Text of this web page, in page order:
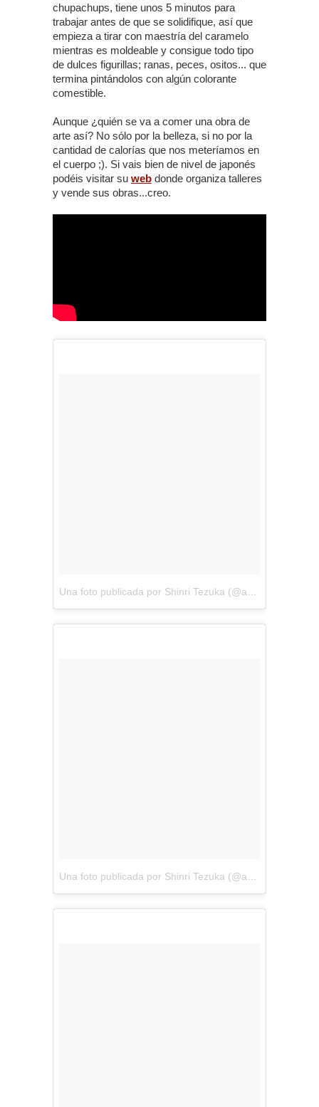
chupachups, tiene unos 5 minutos para
trabajar antes de que se solidifique, así que
empieza a tirar con maestría del caramelo
mientras es moldeable y consigue todo tipo
de dulces figurillas; ranas, peces, ositos... que
termina pintándolos con algún colorante
comestible.
Aunque ¿quién se va a comer una obra de
arte así? No sólo por la belleza, si no por la
cantidad de calorías que nos meteríamos en
el cuerpo ;). Si vais bien de nivel de japonés
podéis visitar su web donde organiza talleres
y vende sus obras...creo.
Una foto publicada por Shinri Tezuka (@amezaiku_ameshin)